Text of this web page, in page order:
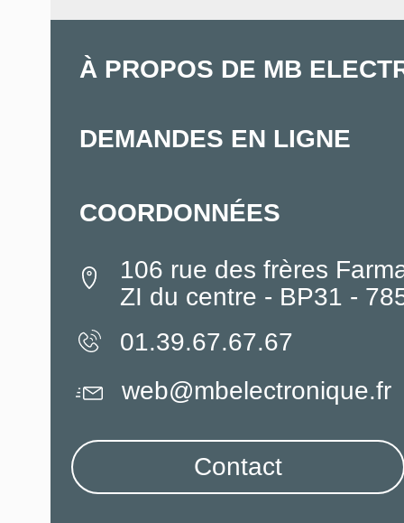
À PROPOS DE MB
DEMANDES EN LIGNE
COORDONNÉES
106 rue des frères
ZI du centre - BP31 -
01.39.67.67.67
web@mbelectronique.fr
Contact